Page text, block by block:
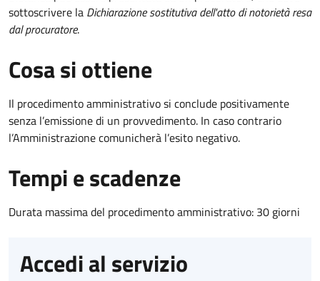
sottoscrivere la Dichiarazione sostitutiva dell'atto di notorietà resa
dal procuratore.
Cosa si ottiene
Il procedimento amministrativo si conclude positivamente
senza l’emissione di un provvedimento. In caso contrario
l’Amministrazione comunicherà l’esito negativo.
Tempi e scadenze
Durata massima del procedimento amministrativo: 30 giorni
Accedi al servizio